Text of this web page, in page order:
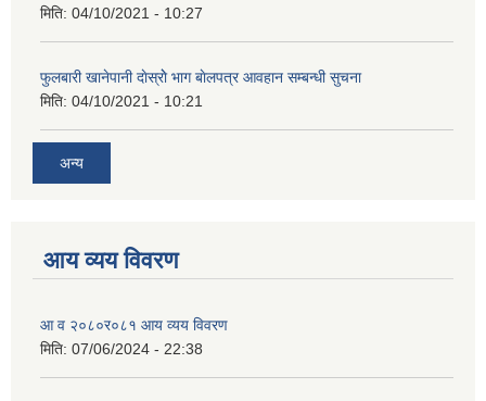
मिति: 04/10/2021 - 10:27
फुलबारी खानेपानी दाेस्राेे भाग बाेलपत्र आवहान सम्बन्धी सुचना
मिति: 04/10/2021 - 10:21
अन्य
आय व्यय विवरण
आ व २०८०र०८१ आय व्यय विवरण
मिति: 07/06/2024 - 22:38